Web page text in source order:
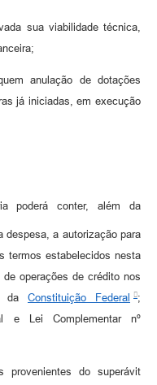
sua viabilidade técnica,
anulação de dotações
já iniciadas, em execução
poderá conter, além da
despesa, a autorização para
termos estabelecidos nesta
operações de crédito nos
da Constituição Federal
;
e Lei Complementar nº
provenientes do superávit